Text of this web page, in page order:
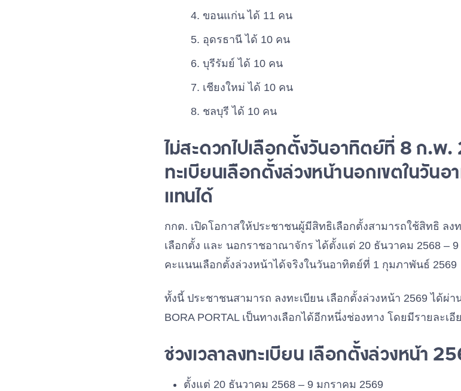
ขอนแก่น ได้ 11 คน
อุดรธานี ได้ 10 คน
บุรีรัมย์ ได้ 10 คน
เชียงใหม่ ได้ 10 คน
ชลบุรี ได้ 10 คน
ไม่สะดวกไปเลือกตั้งวันอาทิตย์ที่ 8 ก.พ
ทะเบียนเลือกตั้งล่วงหน้านอกเขตในวั
แทนได้
กกต. เปิดโอกาสให้ประชาชนผู้มีสิทธิเลือกตั้งสามารถใช้สิทธิ ลง
เลือกตั้ง และ นอกราชอาณาจักร ได้ตั้งแต่ 20 ธันวาคม 2568 –
คะแนนเลือกตั้งล่วงหน้าได้จริงในวันอาทิตย์ที่ 1 กุมภาพันธ์ 2569
ทั้งนี้ ประชาชนสามารถ ลงทะเบียน เลือกตั้งล่วงหน้า 2569 ได้ผ่
BORA PORTAL เป็นทางเลือกได้อีกหนึ่งช่องทาง โดยมีรายละเ
ช่วงเวลาลงทะเบียน เลือกตั้งล่วงหน้า
ตั้งแต่ 20 ธันวาคม 2568 – 9 มกราคม 2569